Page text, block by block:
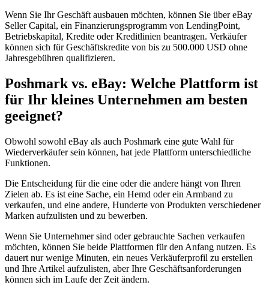
Wenn Sie Ihr Geschäft ausbauen möchten, können Sie über eBay
Seller Capital, ein Finanzierungsprogramm von LendingPoint,
Betriebskapital, Kredite oder Kreditlinien beantragen. Verkäufer
können sich für Geschäftskredite von bis zu 500.000 USD ohne
Jahresgebühren qualifizieren.
Poshmark vs. eBay: Welche Plattform ist
für Ihr kleines Unternehmen am besten
geeignet?
Obwohl sowohl eBay als auch Poshmark eine gute Wahl für
Wiederverkäufer sein können, hat jede Plattform unterschiedliche
Funktionen.
Die Entscheidung für die eine oder die andere hängt von Ihren
Zielen ab. Es ist eine Sache, ein Hemd oder ein Armband zu
verkaufen, und eine andere, Hunderte von Produkten verschiedener
Marken aufzulisten und zu bewerben.
Wenn Sie Unternehmer sind oder gebrauchte Sachen verkaufen
möchten, können Sie beide Plattformen für den Anfang nutzen. Es
dauert nur wenige Minuten, ein neues Verkäuferprofil zu erstellen
und Ihre Artikel aufzulisten, aber Ihre Geschäftsanforderungen
können sich im Laufe der Zeit ändern.